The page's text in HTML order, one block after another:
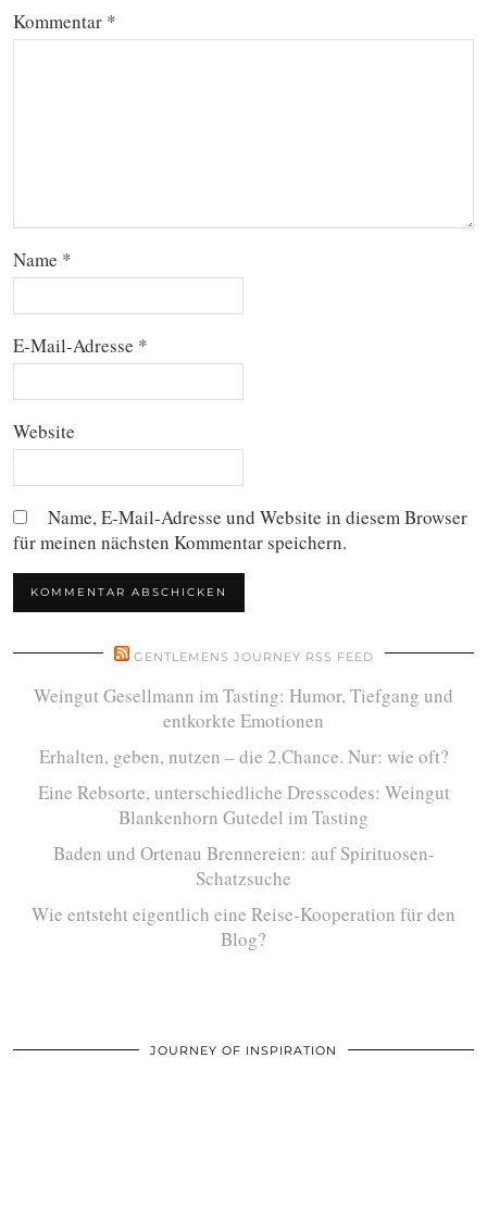
Kommentar *
Name *
E-Mail-Adresse *
Website
Name, E-Mail-Adresse und Website in diesem Browser
für meinen nächsten Kommentar speichern.
GENTLEMENS JOURNEY RSS FEED
Weingut Gesellmann im Tasting: Humor, Tiefgang und
entkorkte Emotionen
Erhalten, geben, nutzen – die 2.Chance. Nur: wie oft?
Eine Rebsorte, unterschiedliche Dresscodes: Weingut
Blankenhorn Gutedel im Tasting
Baden und Ortenau Brennereien: auf Spirituosen-
Schatzsuche
Wie entsteht eigentlich eine Reise-Kooperation für den
Blog?
JOURNEY OF INSPIRATION